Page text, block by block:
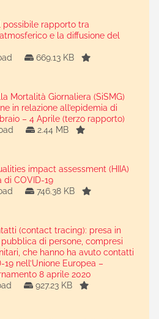
possibile rapporto tra
e la diffusione del
669.13 KB
Mortalità Giornaliera (SiSMG)
in relazione all’epidemia di
– 4 Aprile (terzo rapporto)
2.44 MB
impact assessment (HIIA)
COVID-19
746.38 KB
(contact tracing): presa in
di persone, compresi
che hanno ha avuto contatti
19 nell’Unione Europea –
8 aprile 2020
927.23 KB